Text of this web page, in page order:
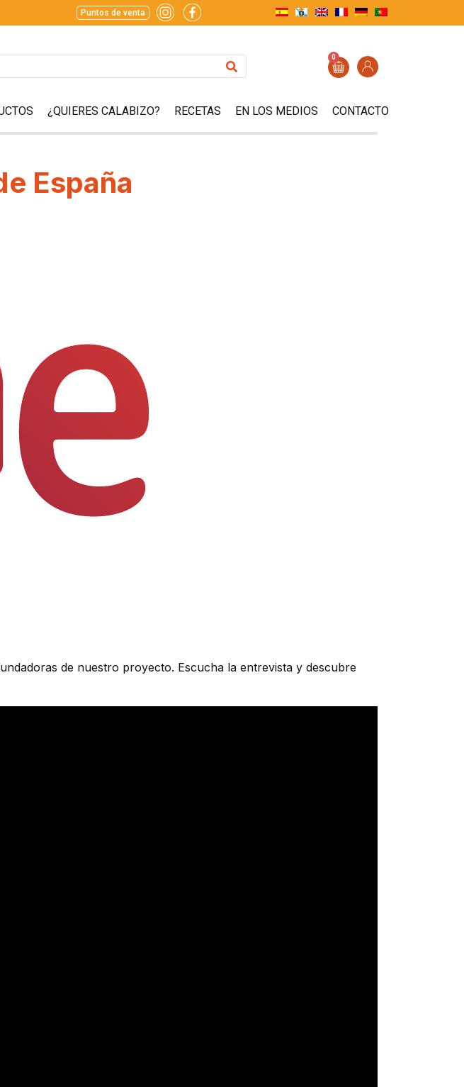
Puntos de venta
0
¿QUIERES CALABIZO? RECETAS EN LOS MEDIOS CONTACTO
España
de nuestro proyecto. Escucha la entrevista y descubre